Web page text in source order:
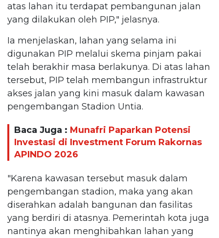
atas lahan itu terdapat pembangunan jalan
yang dilakukan oleh PIP," jelasnya.
Ia menjelaskan, lahan yang selama ini
digunakan PIP melalui skema pinjam pakai
telah berakhir masa berlakunya. Di atas lahan
tersebut, PIP telah membangun infrastruktur
akses jalan yang kini masuk dalam kawasan
pengembangan Stadion Untia.
Baca Juga : Munafri Paparkan Potensi
Investasi di Investment Forum Rakornas
APINDO 2026
"Karena kawasan tersebut masuk dalam
pengembangan stadion, maka yang akan
diserahkan adalah bangunan dan fasilitas
yang berdiri di atasnya. Pemerintah kota juga
nantinya akan menghibahkan lahan yang